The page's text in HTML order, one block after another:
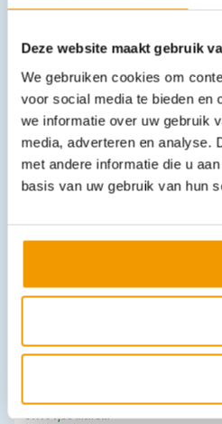
Deze website maakt gebruik
We gebruiken cookies om
voor social media te bieden en
we informatie over uw gebruik
media, adverteren en analyse.
met andere informatie die u
basis van uw gebruik van hun
Faceshields Preston baby
€29,43 incl. btw
27 excl. btw
In
€1.191,85 incl. btw